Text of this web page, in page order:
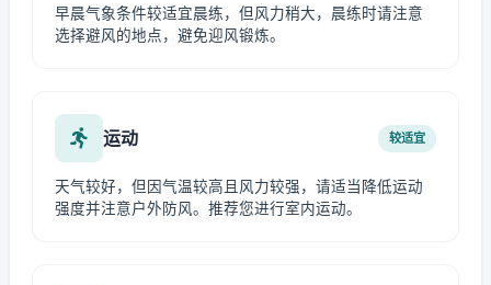
早晨气象条件较适宜晨练，但风力稍大，晨练时请注意
选择避风的地点，避免迎风锻炼。
运动 较适宜
天气较好，但因气温较高且风力较强，请适当降低运动
强度并注意户外防风。推荐您进行室内运动。